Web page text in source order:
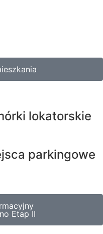
lokatorskie
parkingowe
Etap II